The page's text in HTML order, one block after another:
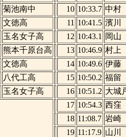
菊池南中 10 10:33.7 中村
文徳高 11 10:41.5 濱川
玉名女子高 12 10:43.1
岡山
熊本千原台高 13 10:46.9 村上
文徳高 14 10:49.6 伊藤
八代工高 15 10:50.2 福留
玉名女子高 16 10:51.2 大城
17 10:54.3 西窪
18 11:08.7 岩崎
19 11:17.9 山川